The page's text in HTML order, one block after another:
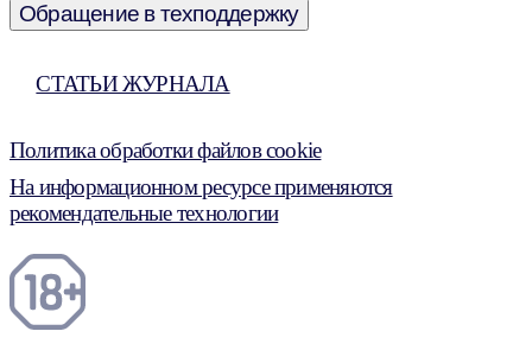
Обращение в техподдержку
СТАТЬИ ЖУРНАЛА
Политика обработки файлов cookie
На информационном ресурсе применяются
рекомендательные технологии